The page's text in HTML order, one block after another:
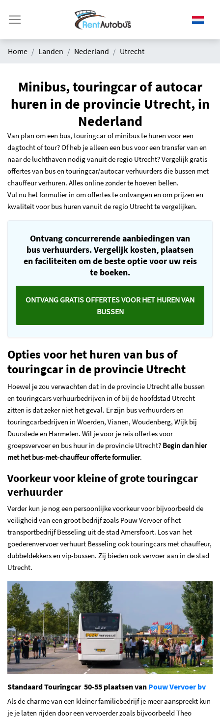
Home Landen Nederland Utrecht
Minibus, touringcar of autocar
huren in de provincie Utrecht, in
Nederland
Van plan om een bus, touringcar of minibus te huren voor een
dagtocht of tour? Of heb je alleen een bus voor een transfer van en
naar de luchthaven nodig vanuit de regio Utrecht? Vergelijk gratis
offertes van bus en touringcar/autocar verhuurders die bussen met
chauffeur verhuren. Alles online zonder te hoeven bellen.
Vul nu het formulier in om offertes te ontvangen en om prijzen en
kwaliteit voor bus huren vanuit de regio Utrecht te vergelijken.
Ontvang concurrerende aanbiedingen van
bus verhuurders. Vergelijk kosten, plaatsen
en faciliteiten om de beste optie voor uw reis
te boeken.
ONTVANG GRATIS OFFERTES VOOR HET HUREN VAN
BUSSEN
Opties voor het huren van bus of
touringcar in de provincie Utrecht
Hoewel je zou verwachten dat in de provincie Utrecht alle bussen
en touringcars verhuurbedrijven in of bij de hoofdstad Utrecht
zitten is dat zeker niet het geval. Er zijn bus verhuurders en
touringcarbedrijven in Woerden, Vianen, Woudenberg, Wijk bij
Duurstede en Harmelen. Wil je voor je reis offertes voor
groepsvervoer en bus huur in de provincie Utrecht? Begin dan hier
met het bus-met-chauffeur offerte formulier.
Voorkeur voor kleine of grote touringcar
verhuurder
Verder kun je nog een persoonlijke voorkeur voor bijvoorbeeld de
veiligheid van een groot bedrijf zoals Pouw Vervoer of het
transportbedrijf Besseling uit de stad Amersfoort. Los van het
goederenvervoer verhuurt Besseling ook touringcars met chauffeur,
dubbeldekkers en vip-bussen. Zij bieden ook vervoer aan in de stad
Utrecht.
Standaard Touringcar 50-55 plaatsen van Pouw Vervoer bv
Als de charme van een kleiner familiebedrijf je meer aanspreekt kun
je je laten rijden door een vervoerder zoals bijvoorbeeld Theo